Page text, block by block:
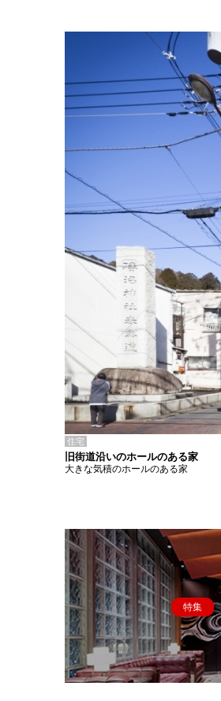
住宅
旧街道沿いのホールのある家
大きな気積のホールのある家
特集